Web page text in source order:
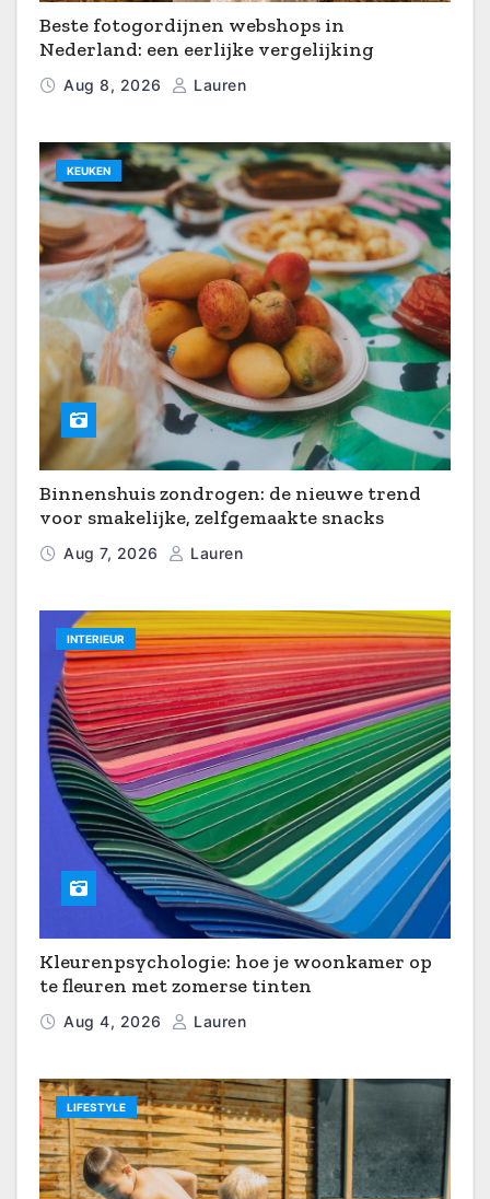
Beste fotogordijnen webshops in
Nederland: een eerlijke vergelijking
Aug 8, 2026 Lauren
KEUKEN
Binnenshuis zondrogen: de nieuwe trend
voor smakelijke, zelfgemaakte snacks
Aug 7, 2026 Lauren
INTERIEUR
Kleurenpsychologie: hoe je woonkamer op
te fleuren met zomerse tinten
Aug 4, 2026 Lauren
LIFESTYLE